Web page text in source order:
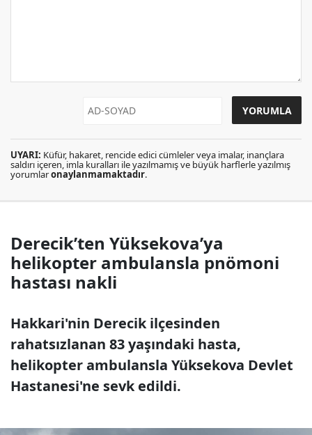
UYARI: Küfür, hakaret, rencide edici cümleler veya imalar, inançlara
saldırı içeren, imla kuralları ile yazılmamış ve büyük harflerle yazılmış
yorumlaronaylanmamaktadır.
Derecik’ten Yüksekova’ya
helikopter ambulansla pnömoni
hastası nakli
Hakkari'nin Derecik ilçesinden
rahatsızlanan 83 yaşındaki hasta,
helikopter ambulansla Yüksekova Devlet
Hastanesi'ne sevk edildi.